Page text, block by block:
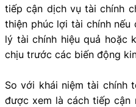
tiếp cận dịch vụ tài chính
thiện phúc lợi tài chính nếu
lý tài chính hiệu quả hoặc
chịu trước các biến động
So với khái niệm tài chính
được xem là cách tiếp cận